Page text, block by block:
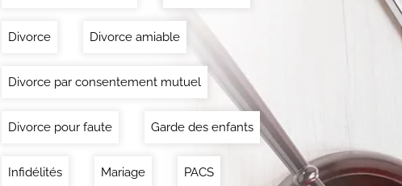
Divorce Divorce amiable
Divorce par consentement mutuel
Divorce pour faute Garde des enfants
Infidélités Mariage PACS